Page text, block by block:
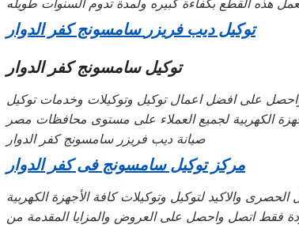
هذه القطع بكفاءة كبيره ولمدة تدوم السنوات طويله
توكيلديب فريزر سامسونج كفر الدوار
توكيل سامسونج كفر الدوار
على افضل اعمال توكيل وتوكيلات وخدمات توكيل
الكهربية لجميع العملاء على مستوى محافظات مصر
صيانة ديب فريزر سامسونج كفر الدوار
مركز توكيلسامسونج فىكفر الدوار
والاكيد لتوكيل وتوكيلات كافة الأجهزة الكهربية
فقط اتصل واحصل على العروض والمزايا المقدمة من